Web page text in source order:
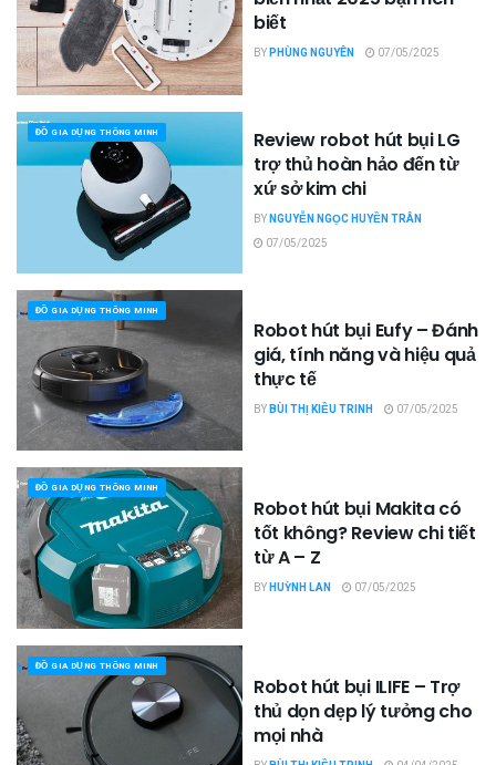
biết
BYPHÙNG NGUYÊN 07/05/2025
ĐỒ GIA DỤNG THÔNG MINH
Review robot hút bụi LG
trợ thủ hoàn hảo đến từ
xứ sở kim chi
BYNGUYỄN NGỌC HUYỀN TRÂN
07/05/2025
ĐỒ GIA DỤNG THÔNG MINH
Robot hút bụi Eufy – Đánh
giá, tính năng và hiệu quả
thực tế
BYBÙI THỊ KIỀU TRINH 07/05/2025
ĐỒ GIA DỤNG THÔNG MINH
Robot hút bụi Makita có
tốt không? Review chi tiết
từ A – Z
BYHUỲNH LAN 07/05/2025
ĐỒ GIA DỤNG THÔNG MINH
Robot hút bụi ILIFE – Trợ
thủ dọn dẹp lý tưởng cho
mọi nhà